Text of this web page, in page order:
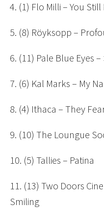
4. (1) Flo Milli – You Still
5. (8) Röyksopp –
6. (11) Pale Blue Eyes
7. (6) Kal Marks – My
8. (4) Ithaca – They
9. (10) The Loungue
10. (5) Tallies – Patina
11. (13) Two Doors
Smiling